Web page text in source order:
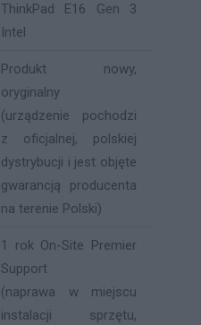
ThinkPad E16 Gen 3
Intel
Produkt nowy,
oryginalny
(urządzenie pochodzi
z oficjalnej, polskiej
dystrybucji i jest objęte
gwarancją producenta
na terenie Polski)
1 rok On-Site Premier
Support
(naprawa w miejscu
instalacji sprzętu,